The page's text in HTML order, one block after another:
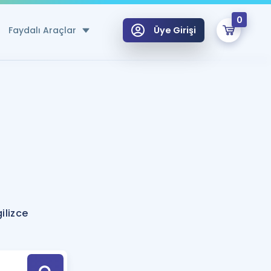
Faydalı Araçlar
Hesaplama Aracı
için Öneriler
Tek Takvimde
Üye Girişi
0